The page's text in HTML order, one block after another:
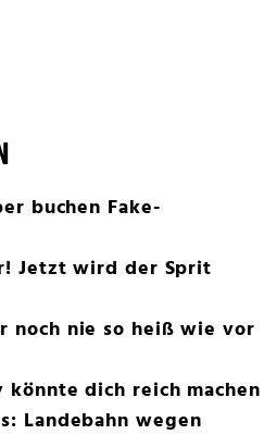
buchen Fake-
Jetzt wird der Sprit
noch nie so heiß wie vor
könnte dich reich machen
Landebahn wegen